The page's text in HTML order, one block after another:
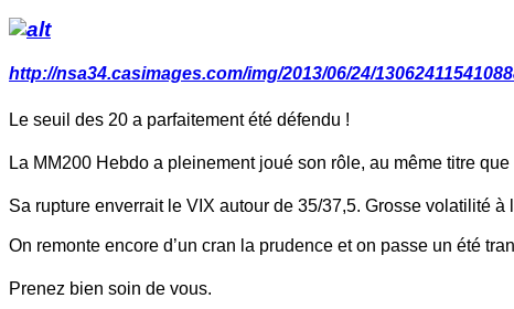
http://nsa34.casimages.com/img/2013/06/24/
Le seuil des 20 a parfaitement été défendu !
La MM200 Hebdo a pleinement joué son rôle, au même titre
Sa rupture enverrait le VIX autour de 35/37,5. Grosse volatilité à
On remonte encore d’un cran la prudence et on passe un été
Prenez bien soin de vous.